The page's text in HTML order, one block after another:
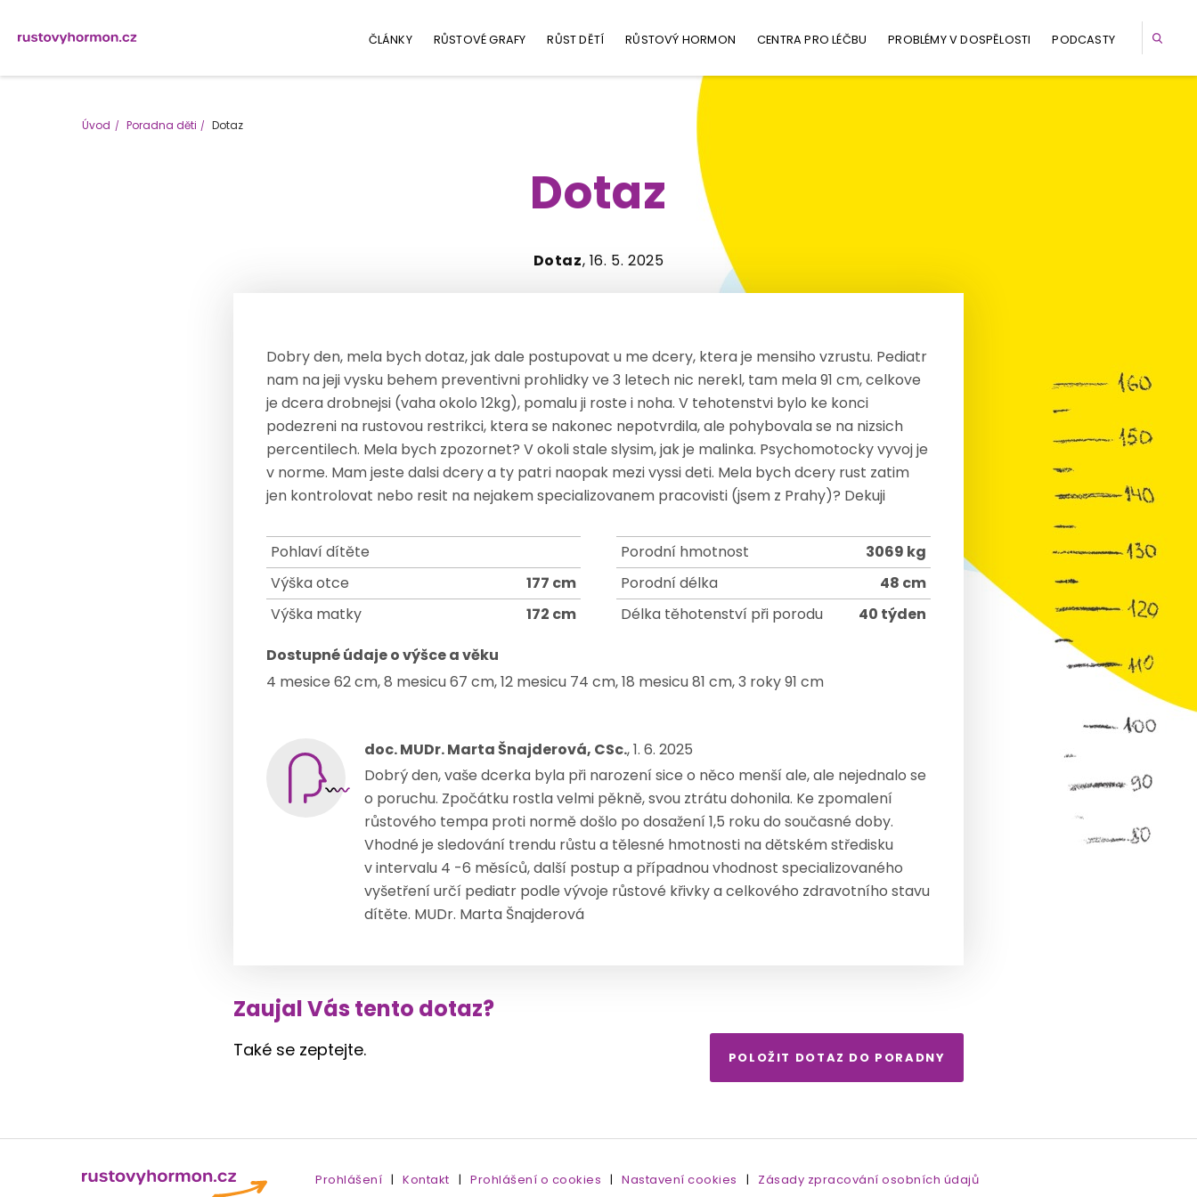
ČLÁNKY RŮSTOVÉ GRAFY RŮST DĚTÍ RŮSTOVÝ HORMON CENTRA PRO LÉČBU PROBLÉMY V DOSPĚLOSTI PODCASTY
Úvod Poradna děti Dotaz
Dotaz
Dotaz, 16. 5. 2025
Dobry den, mela bych dotaz, jak dale postupovat u me dcery, ktera je mensiho vzrustu. Pediatr
nam na jeji vysku behem preventivni prohlidky ve 3 letech nic nerekl, tam mela 91 cm, celkove
je dcera drobnejsi (vaha okolo 12kg), pomalu ji roste i noha. V tehotenstvi bylo ke konci
podezreni na rustovou restrikci, ktera se nakonec nepotvrdila, ale pohybovala se na nizsich
percentilech. Mela bych zpozornet? V okoli stale slysim, jak je malinka. Psychomotocky vyvoj je
v norme. Mam jeste dalsi dcery a ty patri naopak mezi vyssi deti. Mela bych dcery rust zatim
jen kontrolovat nebo resit na nejakem specializovanem pracovisti (jsem z Prahy)? Dekuji
Pohlaví dítěte
Výška otce
177 cm
Výška matky
172 cm
Porodní hmotnost
3069 kg
Porodní délka
48 cm
Délka těhotenství při porodu
40 týden
Dostupné údaje o výšce a věku
4 mesice 62 cm, 8 mesicu 67 cm, 12 mesicu 74 cm, 18 mesicu 81 cm, 3 roky 91 cm
doc. MUDr. Marta Šnajderová, CSc., 1. 6. 2025
Dobrý den, vaše dcerka byla při narození sice o něco menší ale, ale nejednalo se
o poruchu. Zpočátku rostla velmi pěkně, svou ztrátu dohonila. Ke zpomalení
růstového tempa proti normě došlo po dosažení 1,5 roku do současné doby.
Vhodné je sledování trendu růstu a tělesné hmotnosti na dětském středisku
v intervalu 4 -6 měsíců, další postup a případnou vhodnost specializovaného
vyšetření určí pediatr podle vývoje růstové křivky a celkového zdravotního stavu
dítěte. MUDr. Marta Šnajderová
Zaujal Vás tento dotaz?
Také se zeptejte. POLOŽIT DOTAZ DO PORADNY
Prohlášení | Kontakt | Prohlášení o cookies | Nastavení cookies | Zásady zpracování osobních údajů